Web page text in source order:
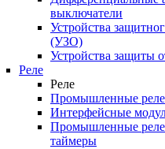
выключатели
Устройства
(УЗО)
Устройства защиты
Реле
Реле
Промышленные реле
Интерфейсные
Промышленные
таймеры